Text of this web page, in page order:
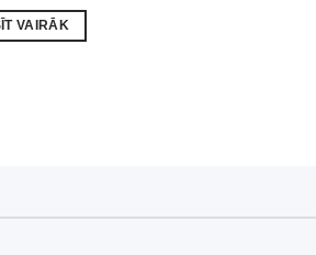
was:
10,99 €.
is:
9,99 €.
VAIRĀK